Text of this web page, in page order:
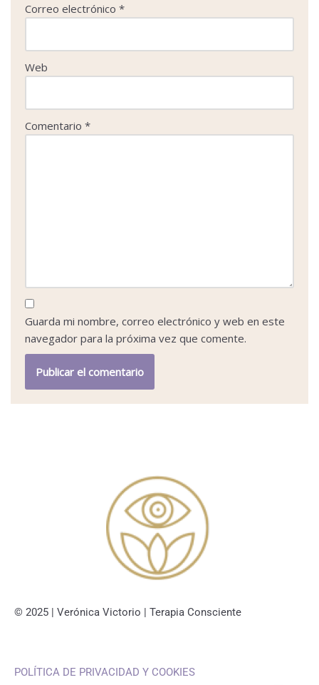
Correo electrónico *
Web
Comentario *
Guarda mi nombre, correo electrónico y web en este
navegador para la próxima vez que comente.
© 2025 | Verónica Victorio | Terapia Consciente
POLÍTICA DE PRIVACIDAD Y COOKIES